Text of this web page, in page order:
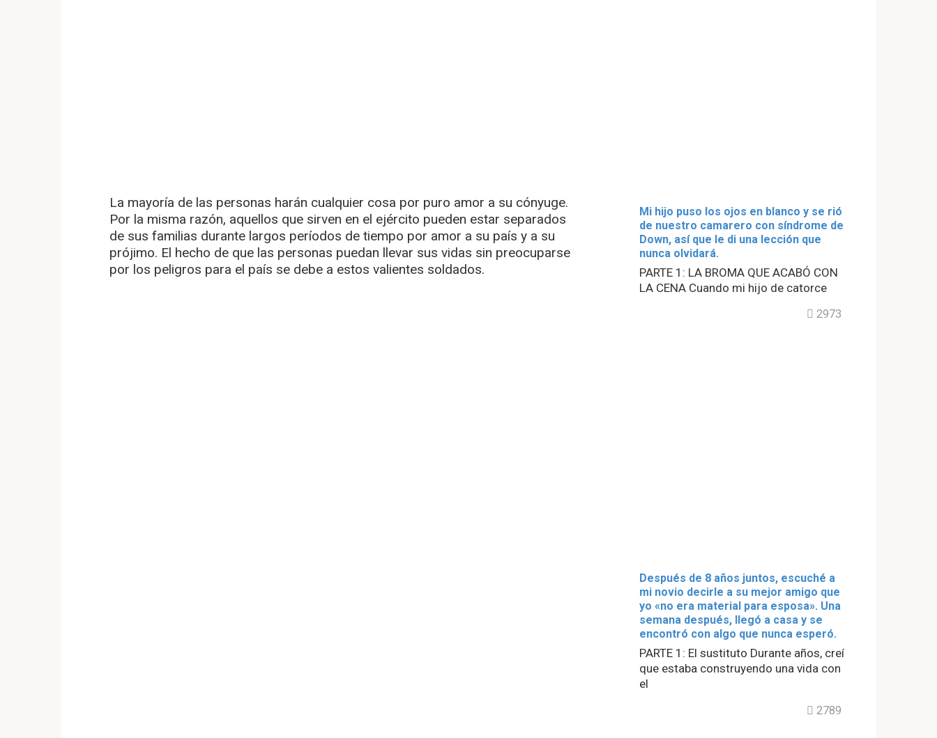
La mayoría de las personas harán cualquier cosa por puro amor a su cónyuge.
Por la misma razón, aquellos que sirven en el ejército pueden estar separados
de sus familias durante largos períodos de tiempo por amor a su país y a su
prójimo. El hecho de que las personas puedan llevar sus vidas sin preocuparse
por los peligros para el país se debe a estos valientes soldados.
Mi hijo puso los ojos en blanco y se rió
de nuestro camarero con síndrome de
Down, así que le di una lección que
nunca olvidará.
PARTE 1: LA BROMA QUE ACABÓ CON
LA CENA Cuando mi hijo de catorce
2973
Después de 8 años juntos, escuché a
mi novio decirle a su mejor amigo que
yo «no era material para esposa». Una
semana después, llegó a casa y se
encontró con algo que nunca esperó.
PARTE 1: El sustituto Durante años, creí
que estaba construyendo una vida con
el
2789